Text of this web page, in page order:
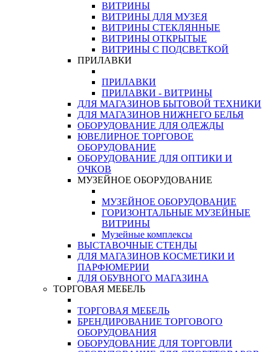
ВИТРИНЫ
ВИТРИНЫ ДЛЯ МУЗЕЯ
ВИТРИНЫ СТЕКЛЯННЫЕ
ВИТРИНЫ ОТКРЫТЫЕ
ВИТРИНЫ С ПОДСВЕТКОЙ
ПРИЛАВКИ
ПРИЛАВКИ
ПРИЛАВКИ - ВИТРИНЫ
ДЛЯ МАГАЗИНОВ БЫТОВОЙ ТЕХНИКИ
ДЛЯ МАГАЗИНОВ НИЖНЕГО БЕЛЬЯ
ОБОРУДОВАНИЕ ДЛЯ ОДЕЖДЫ
ЮВЕЛИРНОЕ ТОРГОВОЕ
ОБОРУДОВАНИЕ
ОБОРУДОВАНИЕ ДЛЯ ОПТИКИ И
ОЧКОВ
МУЗЕЙНОЕ ОБОРУДОВАНИЕ
МУЗЕЙНОЕ ОБОРУДОВАНИЕ
ГОРИЗОНТАЛЬНЫЕ МУЗЕЙНЫЕ
ВИТРИНЫ
Музейные комплексы
ВЫСТАВОЧНЫЕ СТЕНДЫ
ДЛЯ МАГАЗИНОВ КОСМЕТИКИ И
ПАРФЮМЕРИИ
ДЛЯ ОБУВНОГО МАГАЗИНА
ТОРГОВАЯ МЕБЕЛЬ
ТОРГОВАЯ МЕБЕЛЬ
БРЕНДИРОВАНИЕ ТОРГОВОГО
ОБОРУДОВАНИЯ
ОБОРУДОВАНИЕ ДЛЯ ТОРГОВЛИ